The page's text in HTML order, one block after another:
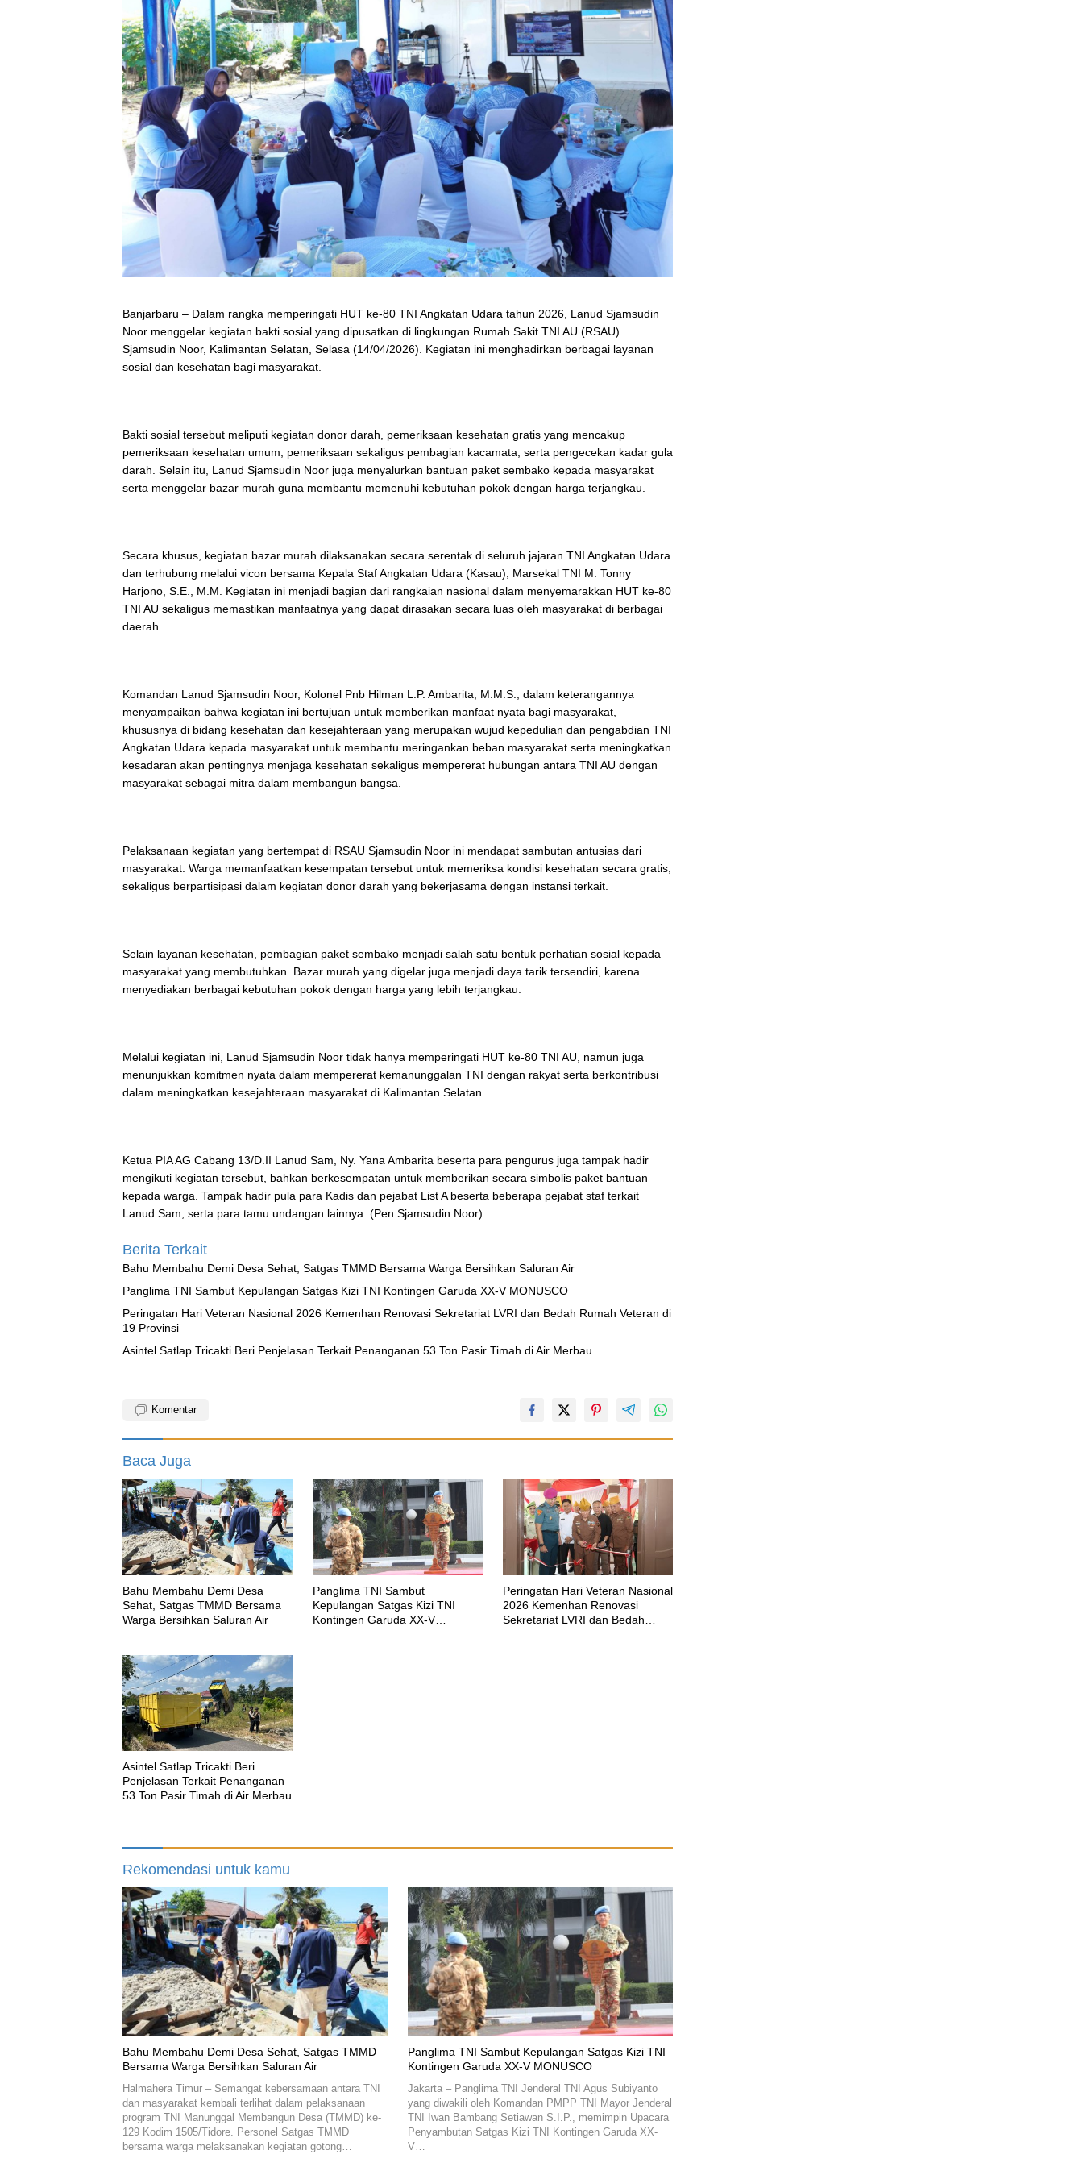
Banjarbaru – Dalam rangka memperingati HUT ke-80 TNI Angkatan Udara tahun 2026, Lanud Sjamsudin
Noor menggelar kegiatan bakti sosial yang dipusatkan di lingkungan Rumah Sakit TNI AU (RSAU)
Sjamsudin Noor, Kalimantan Selatan, Selasa (14/04/2026). Kegiatan ini menghadirkan berbagai layanan
sosial dan kesehatan bagi masyarakat.
Bakti sosial tersebut meliputi kegiatan donor darah, pemeriksaan kesehatan gratis yang mencakup
pemeriksaan kesehatan umum, pemeriksaan sekaligus pembagian kacamata, serta pengecekan kadar gula
darah. Selain itu, Lanud Sjamsudin Noor juga menyalurkan bantuan paket sembako kepada masyarakat
serta menggelar bazar murah guna membantu memenuhi kebutuhan pokok dengan harga terjangkau.
Secara khusus, kegiatan bazar murah dilaksanakan secara serentak di seluruh jajaran TNI Angkatan Udara
dan terhubung melalui vicon bersama Kepala Staf Angkatan Udara (Kasau), Marsekal TNI M. Tonny
Harjono, S.E., M.M. Kegiatan ini menjadi bagian dari rangkaian nasional dalam menyemarakkan HUT ke-80
TNI AU sekaligus memastikan manfaatnya yang dapat dirasakan secara luas oleh masyarakat di berbagai
daerah.
Komandan Lanud Sjamsudin Noor, Kolonel Pnb Hilman L.P. Ambarita, M.M.S., dalam keterangannya
menyampaikan bahwa kegiatan ini bertujuan untuk memberikan manfaat nyata bagi masyarakat,
khususnya di bidang kesehatan dan kesejahteraan yang merupakan wujud kepedulian dan pengabdian TNI
Angkatan Udara kepada masyarakat untuk membantu meringankan beban masyarakat serta meningkatkan
kesadaran akan pentingnya menjaga kesehatan sekaligus mempererat hubungan antara TNI AU dengan
masyarakat sebagai mitra dalam membangun bangsa.
Pelaksanaan kegiatan yang bertempat di RSAU Sjamsudin Noor ini mendapat sambutan antusias dari
masyarakat. Warga memanfaatkan kesempatan tersebut untuk memeriksa kondisi kesehatan secara gratis,
sekaligus berpartisipasi dalam kegiatan donor darah yang bekerjasama dengan instansi terkait.
Selain layanan kesehatan, pembagian paket sembako menjadi salah satu bentuk perhatian sosial kepada
masyarakat yang membutuhkan. Bazar murah yang digelar juga menjadi daya tarik tersendiri, karena
menyediakan berbagai kebutuhan pokok dengan harga yang lebih terjangkau.
Melalui kegiatan ini, Lanud Sjamsudin Noor tidak hanya memperingati HUT ke-80 TNI AU, namun juga
menunjukkan komitmen nyata dalam mempererat kemanunggalan TNI dengan rakyat serta berkontribusi
dalam meningkatkan kesejahteraan masyarakat di Kalimantan Selatan.
Ketua PIA AG Cabang 13/D.II Lanud Sam, Ny. Yana Ambarita beserta para pengurus juga tampak hadir
mengikuti kegiatan tersebut, bahkan berkesempatan untuk memberikan secara simbolis paket bantuan
kepada warga. Tampak hadir pula para Kadis dan pejabat List A beserta beberapa pejabat staf terkait
Lanud Sam, serta para tamu undangan lainnya. (Pen Sjamsudin Noor)
Berita Terkait
Bahu Membahu Demi Desa Sehat, Satgas TMMD Bersama Warga Bersihkan Saluran Air
Panglima TNI Sambut Kepulangan Satgas Kizi TNI Kontingen Garuda XX-V MONUSCO
Peringatan Hari Veteran Nasional 2026 Kemenhan Renovasi Sekretariat LVRI dan Bedah Rumah Veteran di
19 Provinsi
Asintel Satlap Tricakti Beri Penjelasan Terkait Penanganan 53 Ton Pasir Timah di Air Merbau
Komentar
Baca Juga
Bahu Membahu Demi Desa
Sehat, Satgas TMMD Bersama
Warga Bersihkan Saluran Air
Panglima TNI Sambut
Kepulangan Satgas Kizi TNI
Kontingen Garuda XX-V
Peringatan Hari Veteran Nasional
2026 Kemenhan Renovasi
Sekretariat LVRI dan Bedah
Asintel Satlap Tricakti Beri
Penjelasan Terkait Penanganan
53 Ton Pasir Timah di Air Merbau
Rekomendasi untuk kamu
Bahu Membahu Demi Desa Sehat, Satgas TMMD
Bersama Warga Bersihkan Saluran Air
Halmahera Timur – Semangat kebersamaan antara TNI
dan masyarakat kembali terlihat dalam pelaksanaan
program TNI Manunggal Membangun Desa (TMMD) ke-
129 Kodim 1505/Tidore. Personel Satgas TMMD
bersama warga melaksanakan kegiatan gotong…
Panglima TNI Sambut Kepulangan Satgas Kizi TNI
Kontingen Garuda XX-V MONUSCO
Jakarta – Panglima TNI Jenderal TNI Agus Subiyanto
yang diwakili oleh Komandan PMPP TNI Mayor Jenderal
TNI Iwan Bambang Setiawan S.I.P., memimpin Upacara
Penyambutan Satgas Kizi TNI Kontingen Garuda XX-
V…